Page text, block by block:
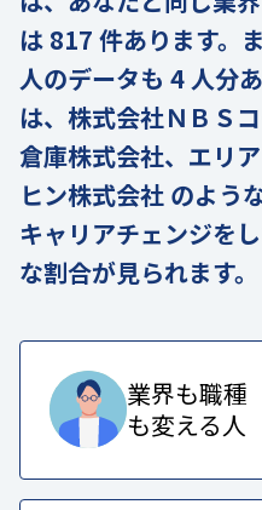
は 817 件あります。
人のデータも 4 人分
は、株式会社ＮＢＳ
倉庫株式会社、エリ
ヒン株式会社 のよう
キャリアチェンジを
な割合が見られます。
業界も職種
も変える人